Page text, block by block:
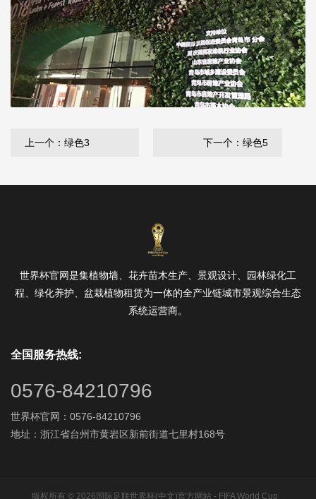
上一个：绿色3 下一个：绿色5
世界杯官网是集植物墙、花卉苗木生产、景观设计、园林绿化工
程、绿化养护、盆栽植物租赁为一体的全产业链城市景观综合生态
系统运营商。
全国服务热线:
0576-84210796
世界杯官网：0576-84210796
地址：浙江省台州市黄岩区新前街道七里村168号
版权所有 © 2026国际足联世界杯(中文)官方网站 - FIFA World Cup